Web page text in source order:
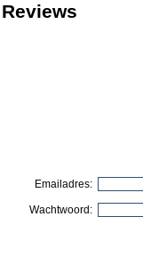
Reviews
Emailadres:
Wachtwoord: